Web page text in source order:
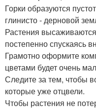
Горки образуются
глинисто - дерновой
Растения
постепенно спускаясь
Грамотно оформите
цветами будет очень
Следите за тем, чтобы
которые уже отцвели.
Чтобы растения не